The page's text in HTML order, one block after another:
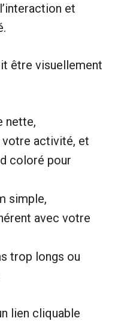
et
être visuellement
nette,
activité, et
coloré pour
simple,
avec votre
trop longs ou
lien cliquable